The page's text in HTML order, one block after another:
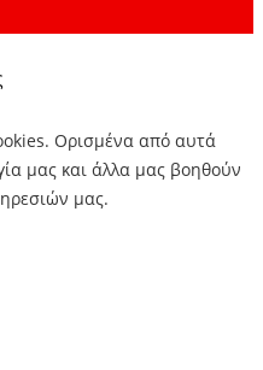
Ορισμένα από αυτά
μας και άλλα μας βοηθούν
μας.